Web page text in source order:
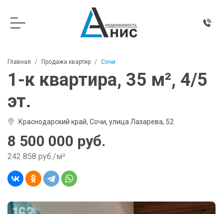
Главная Продажа квартир Сочи
1-к квартира, 35 м², 4/5
эт.
Краснодарский край, Сочи, улица Лазарева, 52
8 500 000 руб.
242 858 руб./м²